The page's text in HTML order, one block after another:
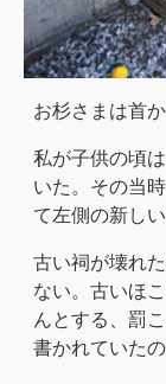
お杉さまは首
私が子供の頃
いた。その当
て左側の新し
古い祠が壊れ
ない。古いほ
んとする、罰
書かれていた